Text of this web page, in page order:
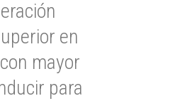
en
mayor
para